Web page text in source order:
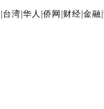
台湾 |华人 |侨网 财经 |金融 |